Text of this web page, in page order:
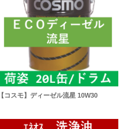
【コスモ】ディーゼル流星 10W30